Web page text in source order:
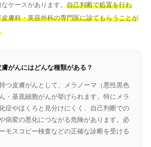
ケースがあります。 自己判断で処置を行わ
膚科・美容外科の専門医に診てもらうことが
がんにはどんな種類がある？
つ皮膚がんとして、メラノーマ（悪性黒色
・基底細胞がんが挙げられます。特にメラ
症やほくろと見分けにくく、自己判断での
病変の悪化につながる危険があります。必
モスコピー検査などの正確な診断を受ける